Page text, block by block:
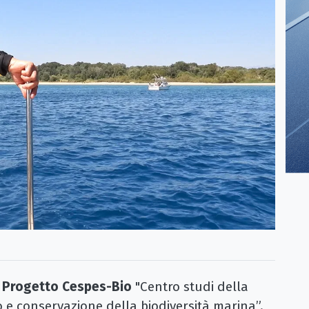
Progetto Cespes-Bio "Centro studi della
conservazione della biodiversità marina”.